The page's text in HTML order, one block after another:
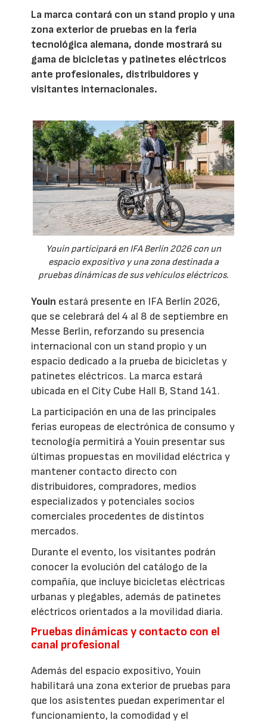
La marca contará con un stand propio y una
zona exterior de pruebas en la feria
tecnológica alemana, donde mostrará su
gama de bicicletas y patinetes eléctricos
ante profesionales, distribuidores y
visitantes internacionales.
Youin participará en IFA Berlín 2026 con un
espacio expositivo y una zona destinada a
pruebas dinámicas de sus vehículos eléctricos.
Youin estará presente en IFA Berlín 2026,
que se celebrará del 4 al 8 de septiembre en
Messe Berlin, reforzando su presencia
internacional con un stand propio y un
espacio dedicado a la prueba de bicicletas y
patinetes eléctricos. La marca estará
ubicada en el City Cube Hall B, Stand 141.
La participación en una de las principales
ferias europeas de electrónica de consumo y
tecnología permitirá a Youin presentar sus
últimas propuestas en movilidad eléctrica y
mantener contacto directo con
distribuidores, compradores, medios
especializados y potenciales socios
comerciales procedentes de distintos
mercados.
Durante el evento, los visitantes podrán
conocer la evolución del catálogo de la
compañía, que incluye bicicletas eléctricas
urbanas y plegables, además de patinetes
eléctricos orientados a la movilidad diaria.
Pruebas dinámicas y contacto con el
canal profesional
Además del espacio expositivo, Youin
habilitará una zona exterior de pruebas para
que los asistentes puedan experimentar el
funcionamiento, la comodidad y el